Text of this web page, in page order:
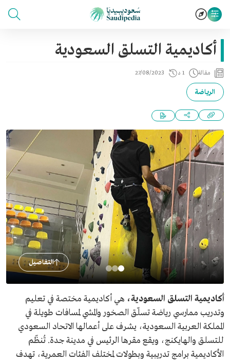
أكاديمية التسلق السعودية
مقالة 1 د 27/08/2023
الرياضة
التفاصيل
أكاديمية التسلق السعودية، هي أكاديمية مختصة في تعليم
وتدريب ممارسي رياضة تسلّق الصخور والمشي لمسافات طويلة في
المملكة العربية السعودية، يشرف على أعمالها الاتحاد السعودي
للتسلق والهايكنج، ويقع مقرها الرئيس في مدينة جدة. تُنظّم
الأكاديمية برامج تدريبية وبطولات لمختلف الفئات العمرية، تهدف